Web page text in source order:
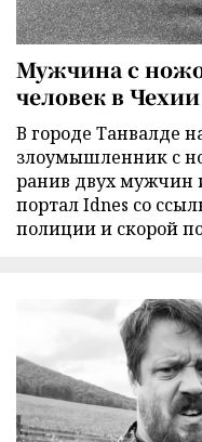
Мужчина с
человек в Чехии
В городе Танвалде
злоумышленник с
ранив двух мужчин
портал Idnes со
полиции и скорой